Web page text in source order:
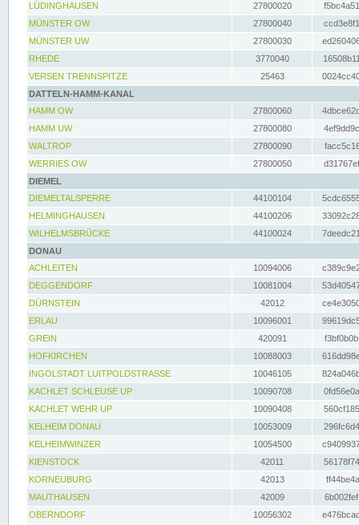
LÜDINGHAUSEN
27800020
MÜNSTER OW
27800040
MÜNSTER UW
27800030
RHEDE
3770040
VERSEN TRENNSPITZE
25463
DATTELN-HAMM-KANAL
HAMM OW
27800060
HAMM UW
27800080
WALTROP
27800090
WERRIES OW
27800050
DIEMEL
DIEMELTALSPERRE
44100104
HELMINGHAUSEN
44100206
WILHELMSBRÜCKE
44100024
DONAU
ACHLEITEN
10094006
DEGGENDORF
10081004
DÜRNSTEIN
42012
ERLAU
10096001
GREIN
420091
HOFKIRCHEN
10088003
INGOLSTADT LUITPOLDSTRASSE
10046105
KACHLET SCHLEUSE UP
10090708
KACHLET WEHR UP
10090408
KELHEIM DONAU
10053009
KELHEIMWINZER
10054500
KIENSTOCK
42011
KORNEUBURG
42013
MAUTHAUSEN
42009
OBERNDORF
10056302